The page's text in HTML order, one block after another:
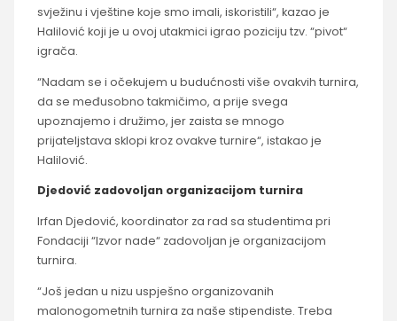
svježinu i vještine koje smo imali, iskoristili“, kazao je
Halilović koji je u ovoj utakmici igrao poziciju tzv. “pivot“
igrača.
“Nadam se i očekujem u budućnosti više ovakvih turnira,
da se međusobno takmičimo, a prije svega
upoznajemo i družimo, jer zaista se mnogo
prijateljstava sklopi kroz ovakve turnire“, istakao je
Halilović.
Djedović zadovoljan organizacijom turnira
Irfan Djedović, koordinator za rad sa studentima pri
Fondaciji “Izvor nade“ zadovoljan je organizacijom
turnira.
“Još jedan u nizu uspješno organizovanih
malonogometnih turnira za naše stipendiste. Treba